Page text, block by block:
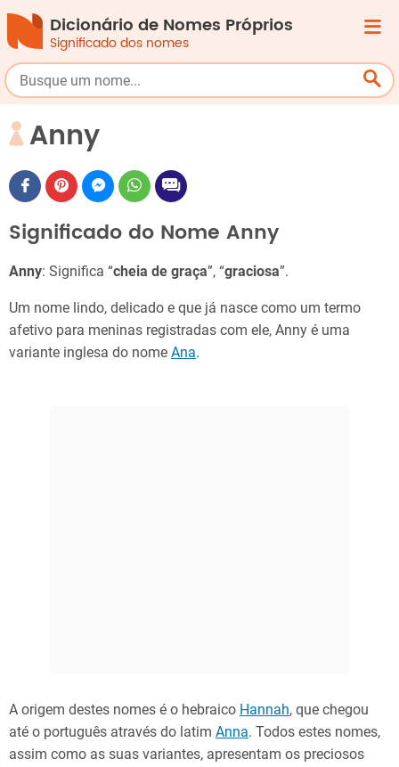
Dicionário de Nomes Próprios
Significado dos nomes
Anny
Significado do Nome Anny
Anny: Significa “cheia de graça”, “graciosa”.
Um nome lindo, delicado e que já nasce como um termo
afetivo para meninas registradas com ele, Anny é uma
variante inglesa do nome Ana.
A origem destes nomes é o hebraico Hannah, que chegou
até o português através do latim Anna. Todos estes nomes,
assim como as suas variantes, apresentam os preciosos